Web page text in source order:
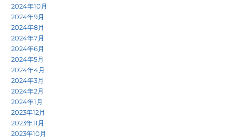
2024年10月
2024年9月
2024年8月
2024年7月
2024年6月
2024年5月
2024年4月
2024年3月
2024年2月
2024年1月
2023年12月
2023年11月
2023年10月